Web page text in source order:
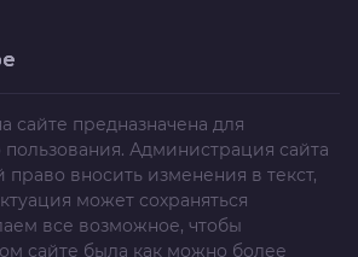
сайте предназначена для
пользования. Администрация сайта
право вносить изменения в текст,
может сохраняться
все возможное, чтобы
сайте была как можно более